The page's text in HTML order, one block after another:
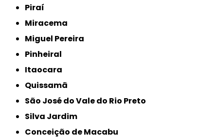
Piraí
Miracema
Miguel Pereira
Pinheiral
Itaocara
Quissamã
São José do Vale do Rio Preto
Silva Jardim
Conceição de Macabu